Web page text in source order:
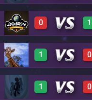
3 A22
A19
0 A3
0 1
0 A17
1 0
3 A4
1 0